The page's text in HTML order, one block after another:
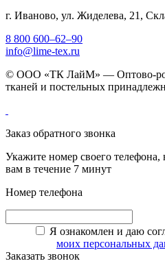
г. Иваново, ул. Жиделева, 21,
8 800 600–62–90
info@lime-tex.ru
© ООО «ТК ЛайМ» — Оптово-
тканей и постельных
Заказ обратного звонка
Укажите номер своего
вам в течение 7 минут
Номер телефона
Я ознакомлен и даю
моих персональных
Заказать звонок